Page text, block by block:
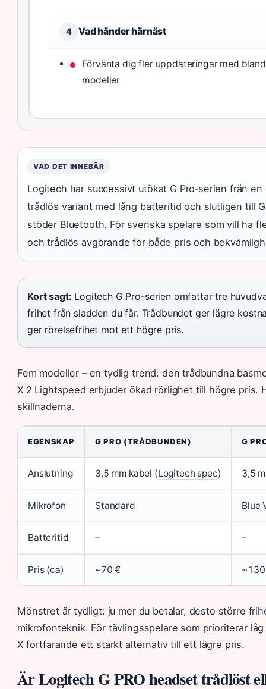
4 Vad händer härnäst
Förvänta dig fler uppdateringar med
modeller
VAD DET INNEBÄR
Logitech har successivt utökat G Pro‑serien från
trådlös variant med lång batteritid och slutligen till
stöder Bluetooth. För svenska spelare som vill ha
och trådlös avgörande för både pris och
Kort sagt: Logitech G Pro-serien omfattar tre
frihet från sladden du får. Trådbundet ger lägre
ger rörelsefrihet mot ett högre pris.
Fem modeller – en tydlig trend: den trådbundna
X 2 Lightspeed erbjuder ökad rörlighet till högre pris.
skillnaderna.
EGENSKAP G PRO (TRÅDBUNDEN) G
Anslutning 3,5 mm kabel (Logitech spec) 3,5
Mikrofon Standard Blue
Batteritid – –
Pris (ca) ~70 €
Mönstret är tydligt: ju mer du betalar, desto större
mikrofonteknik. För tävlingsspelare som prioriterar
X fortfarande ett starkt alternativ till ett lägre pris.
Är Logitech G PRO headset trådlöst